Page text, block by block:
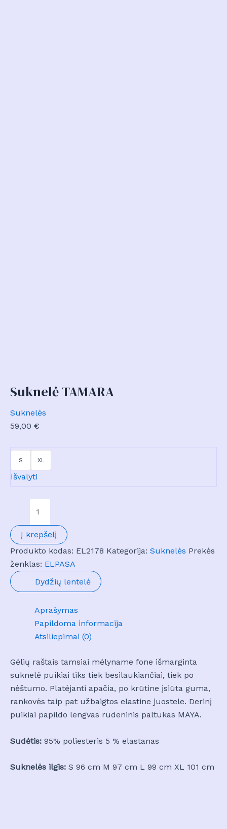
Suknelė TAMARA
Suknelės
59,00 €
S XL
Išvalyti
Suknelė
TAMARA
Į krepšelį
Produkto kodas: EL2178 Kategorija: Suknelės Prekės
ženklas: ELPASA
Dydžių lentelė
Aprašymas
Papildoma informacija
Atsiliepimai (0)
Gėlių raštais tamsiai mėlyname fone išmarginta
suknelė puikiai tiks tiek besilaukiančiai, tiek po
nėštumo. Platėjanti apačia, po krūtine įsiūta guma,
rankovės taip pat užbaigtos elastine juostele. Derinį
puikiai papildo lengvas rudeninis paltukas MAYA.
Sudėtis: 95% poliesteris 5 % elastanas
Suknelės ilgis: S 96 cm M 97 cm L 99 cm XL 101 cm